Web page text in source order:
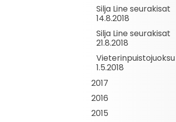
Silja Line seurakisat
14.8.2018
Silja Line seurakisat
21.8.2018
Vieterinpuistojuoksu
1.5.2018
2017
2016
2015